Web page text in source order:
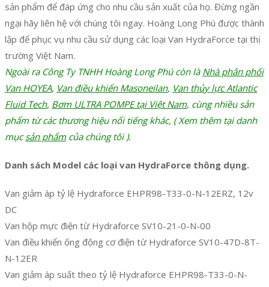
sản phẩm để đáp ứng cho nhu cầu sản xuất của họ. Đừng ngần
ngại hãy liên hệ với chúng tôi ngay. Hoàng Long Phú được thành
lập để phục vụ nhu cầu sử dụng các loại Van HydraForce tại thị
trường Việt Nam.
Ngoài ra Công Ty TNHH Hoàng Long Phú còn là Nhà phân phối
Van HOYEA, Van điều khiển Masoneilan, Van thủy lực Atlantic
Fluid Tech, Bơm ULTRA POMPE tại Việt Nam, cùng nhiều sản
phẩm từ các thương hiệu nổi tiếng khác, ( Xem thêm tại danh
mụcsản phẩmcủa chúng tôi ).
Danh sách Model các loại van HydraForce thông dụng.
Van giảm áp tỷ lệ Hydraforce EHPR98-T33-0-N-12ERZ, 12v
DC
Van hộp mực điện từ Hydraforce SV10-21-0-N-00
Van điều khiển ống động cơ điện từ Hydraforce SV10-47D-8T-
N-12ER
Van giảm áp suất theo tỷ lệ Hydraforce EHPR98-T33-0-N-